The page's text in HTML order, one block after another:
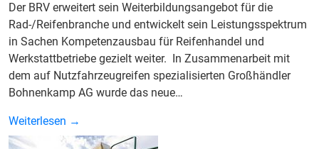
Der BRV erweitert sein Weiterbildungsangebot für die
Rad-/Reifenbranche und entwickelt sein Leistungsspektrum
in Sachen Kompetenzausbau für Reifenhandel und
Werkstattbetriebe gezielt weiter. In Zusammenarbeit mit
dem auf Nutzfahrzeugreifen spezialisierten Großhändler
Bohnenkamp AG wurde das neue…
Weiterlesen →